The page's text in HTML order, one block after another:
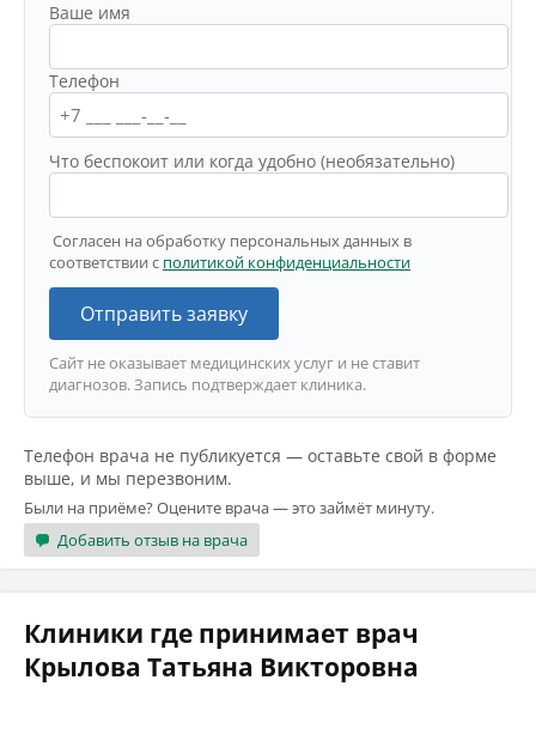
Ваше имя
Телефон
Что беспокоит или когда удобно (необязательно)
Согласен на обработку персональных данных в
соответствии с политикой конфиденциальности
Отправить заявку
Сайт не оказывает медицинских услуг и не ставит
диагнозов. Запись подтверждает клиника.
Телефон врача не публикуется — оставьте свой в форме
выше, и мы перезвоним.
Были на приёме? Оцените врача — это займёт минуту.
Добавить отзыв на врача
Клиники где принимает врач
Крылова Татьяна Викторовна